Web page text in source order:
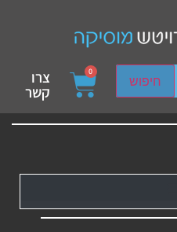
חיפוש
device users, explore by
0 צרו
קשר